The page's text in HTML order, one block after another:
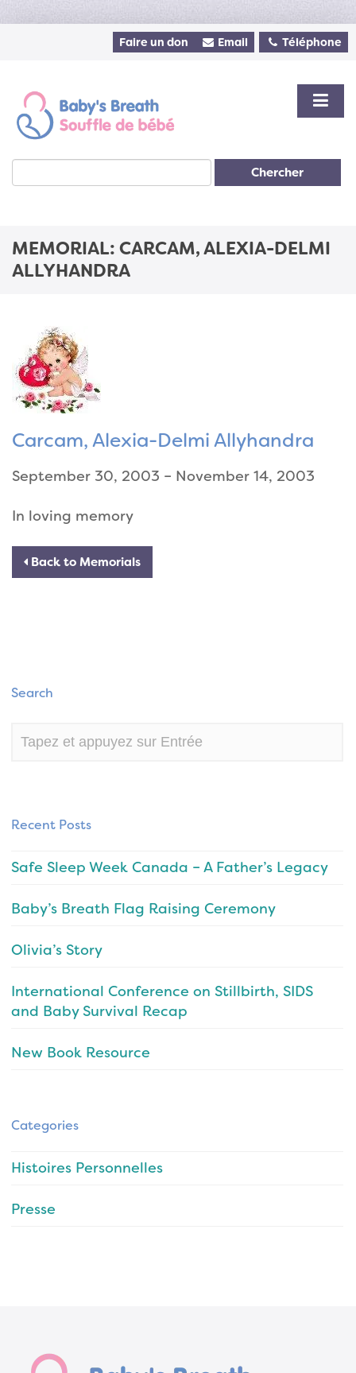
Faire un don Email Téléphone
Chercher
MEMORIAL: CARCAM, ALEXIA-DELMI
ALLYHANDRA
Carcam, Alexia-Delmi Allyhandra
September 30, 2003 – November 14, 2003
In loving memory
Back to Memorials
Search
Recent Posts
Safe Sleep Week Canada – A Father’s Legacy
Baby’s Breath Flag Raising Ceremony
Olivia’s Story
International Conference on Stillbirth, SIDS
and Baby Survival Recap
New Book Resource
Categories
Histoires Personnelles
Presse